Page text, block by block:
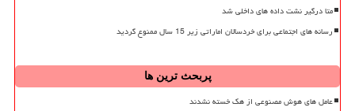
متا درگیر نشت داده های داخلی شد
رسانه های اجتماعی برای خردسالان اماراتی زیر 15 سال ممنوع گردید
پربحث ترین ها
عامل های هوش مصنوعی از هک خسته نشدند